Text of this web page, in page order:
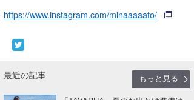
https://www.instagram.com/minaaaaato/
最近の記事
もっと見る